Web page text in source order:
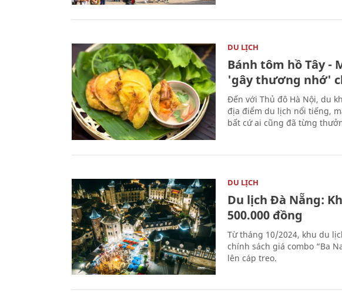
DU LỊCH
Bánh tôm hồ Tây -
'gây thương nhớ'
Đến với Thủ đô Hà Nội, du
địa điểm du lịch nổi tiếng,
bất cứ ai cũng đã từng
DU LỊCH
Du lịch Đà Nẵng:
500.000 đồng
Từ tháng 10/2024, khu du
chính sách giá combo “Ba
lên cáp treo.